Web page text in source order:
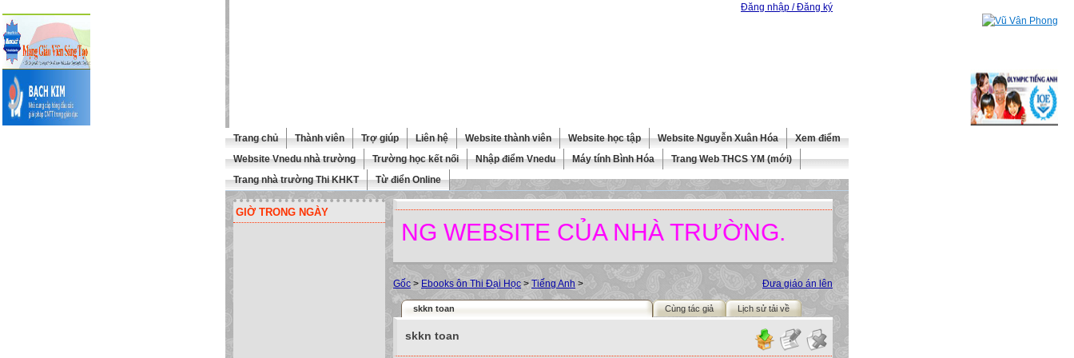
Đăng nhập / Đăng ký
Trang chủ Thành viên Trợ giúp Liên hệ Website thành viên Website học tập Website Nguyễn Xuân Hóa
Xem điểm
Website Vnedu nhà trường
Trường học kết nối Nhập điểm Vnedu Máy tính Bình Hóa
Trang Web THCS YM (mới)
Trang nhà trường Thi KHKT
Từ điển Online
GIỜ TRONG NGÀY
THẦY CÔ GHÉ THĂM TRANG WEBSITE CỦA NHÀ TRƯỜNG.
Đưa giáo án lên
Gốc > Ebooks ôn Thi Đại Học > Tiếng Anh >
skkn toan Cùng tác giả Lịch sử tải về
skkn toan